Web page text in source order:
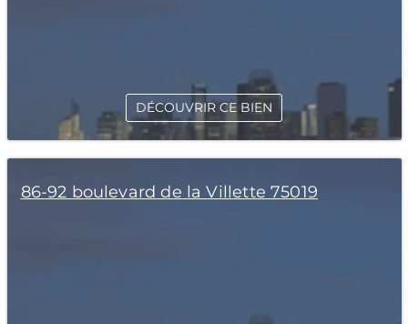
DÉCOUVRIR CE BIEN
86-92 boulevard de la Villette 75019